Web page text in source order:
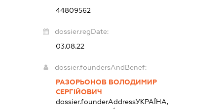
44809562
dossier.regDate:
03.08.22
dossier.foundersAndBenef:
РАЗОРЬОНОВ ВОЛОДИМИР
СЕРГІЙОВИЧ
dossier.founderAddressУКРАЇНА,